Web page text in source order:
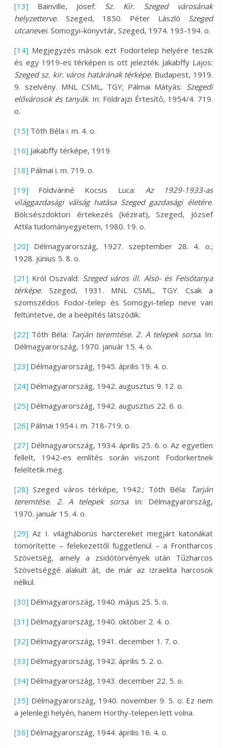
[13] Bainville, Josef: Sz. Kir. Szeged városának
helyzetterve. Szeged, 1850. Péter László Szeged
utcanevei. Somogyi-könyvtár, Szeged, 1974. 193-194. o.
[14] Megjegyzés mások ezt Fodortelep helyére teszik
és egy 1919-es térképen is ott jelezték. Jakabffy Lajos:
Szeged sz. kir. város határának térképe. Budapest, 1919.
9. szelvény. MNL CSML, TGY; Pálmai Mátyás: Szegedi
elővárosok és tanyák. In: Földrajzi Értesítő, 1954/4. 719.
o.
[15] Tóth Béla i. m. 4. o.
[16] Jakabffy térképe, 1919
[18] Pálmai i. m. 719. o.
[19] Földváriné Kocsis Luca: Az 1929-1933-as
világgazdasági válság hatása Szeged gazdasági életére.
Bölcsészdoktori értekezés (kézirat), Szeged, József
Attila tudományegyetem, 1980. 19. o.
[20] Délmagyarország, 1927. szeptember 28. 4. o.;
1928. június 5. 8. o.
[21] Król Oszvald: Szeged város ill. Alsó- és Felsőtanya
térképe. Szeged, 1931. MNL CSML, TGY. Csak a
szomszédos Fodor-telep és Somogyi-telep neve van
feltüntetve, de a beépítés látszódik.
[22] Tóth Béla: Tarján teremtése. 2. A telepek sorsa. In:
Délmagyarország, 1970. január 15. 4. o.
[23] Délmagyarország, 1945. április 19. 4. o.
[24] Délmagyarország, 1942. augusztus 9. 12. o.
[25] Délmagyarország, 1942. augusztus 22. 6. o.
[26] Pálmai 1954 i. m. 718-719. o.
[27] Délmagyarország, 1934. április 25. 6. o. Az egyetlen
fellelt, 1942-es említés során viszont Fodorkertnek
feleltetik meg.
[28] Szeged város térképe, 1942.; Tóth Béla: Tarján
teremtése. 2. A telepek sorsa. In: Délmagyarország,
1970. január 15. 4. o.
[29] Az I. világháborús harctereket megjárt katonákat
tömörítette – felekezettől függetlenül – a Frontharcos
Szövetség, amely a zsidótörvények után Tűzharcos
Szövetséggé alakult át, de már az izraelita harcosok
nélkül.
[30] Délmagyarország, 1940. május 25. 5. o.
[31] Délmagyarország, 1940. október 2. 4. o.
[32] Délmagyarország, 1941. december 1. 7. o.
[33] Délmagyarország, 1942. április 5. 2. o.
[34] Délmagyarország, 1943. december 22. 5. o.
[35] Délmagyarország, 1940. november 9. 5. o. Ez nem
a jelenlegi helyén, hanem Horthy-telepen lett volna.
[36] Délmagyarország, 1944. április 16. 4. o.